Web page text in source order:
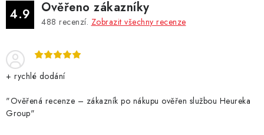
a
c
p
r
k
y
4.9 Ověřeno zákazníky
488 recenzí. Zobrazit všechny recenze
+ rychlé dodání
"Ověřená recenze – zákazník po nákupu ověřen službou Heureka
Group"